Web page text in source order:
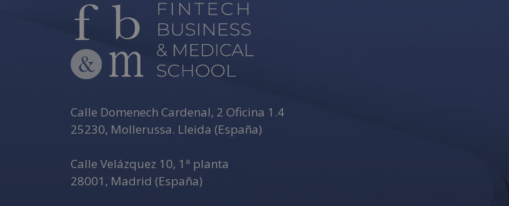
Calle Domenech Cardenal, 2 Oficina 1.4
25230, Mollerussa. Lleida (España)
Calle Velázquez 10, 1ª planta
28001 , Madrid (España)